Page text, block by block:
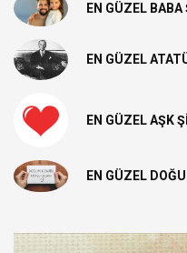
EN GÜZEL BABA
EN GÜZEL
EN GÜZEL AŞK
EN GÜZEL